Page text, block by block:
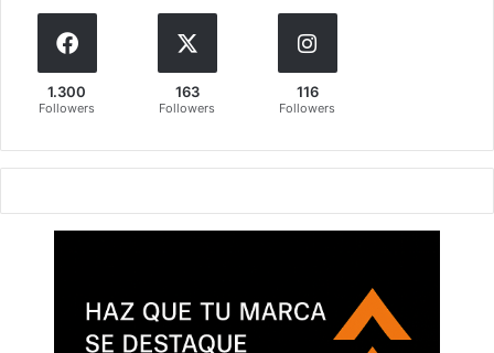
1.300
Followers
163
Followers
116
Followers